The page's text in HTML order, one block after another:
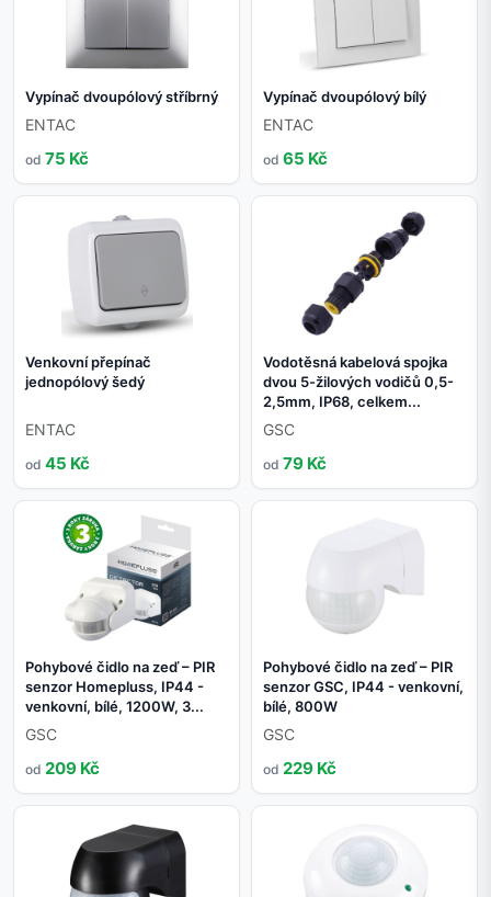
Vypínač dvoupólový stříbrný
ENTAC
od 75 Kč
Vypínač dvoupólový bílý
ENTAC
od 65 Kč
Venkovní přepínač
jednopólový šedý
ENTAC
od 45 Kč
Vodotěsná kabelová spojka
dvou 5-žilových vodičů 0,5-
2,5mm, IP68, celkem...
GSC
od 79 Kč
Pohybové čidlo na zeď – PIR
senzor Homepluss, IP44 -
venkovní, bílé, 1200W, 3...
GSC
od 209 Kč
Pohybové čidlo na zeď – PIR
senzor GSC, IP44 - venkovní,
bílé, 800W
GSC
od 229 Kč